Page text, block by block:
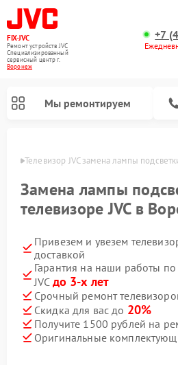
FIX-JVC
Ремонт устройств JVC
Специализированный
cервисный центр г.
Воронеж
+7
Мы ремонтируем
Телевизор JVC замена лампы
Замена лампы
телевизоре JVC в
Привезем и увезем
доставкой
Гарантия на наши работы
JVC до 3-х лет
Срочный ремонт
Скидка для вас до 20%
Получите 1500 рублей на
Оригинальные